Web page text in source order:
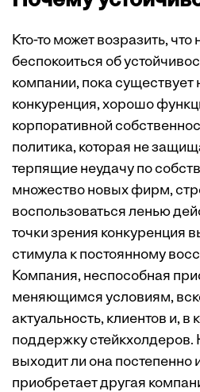
Кто-то может возразить, что
беспокоиться об
компании, пока существует
конкуренция, хорошо
корпоративной
политика, которая не
терпящие неудачу по
множество новых фирм,
воспользоваться ленью
точки зрения конкуренция
стимула к постоянному
Компания, неспособная
меняющимся условиям,
актуальность, клиентов и, в
поддержку стейкхолдеров.
выходит ли она постепенно
приобретает другая